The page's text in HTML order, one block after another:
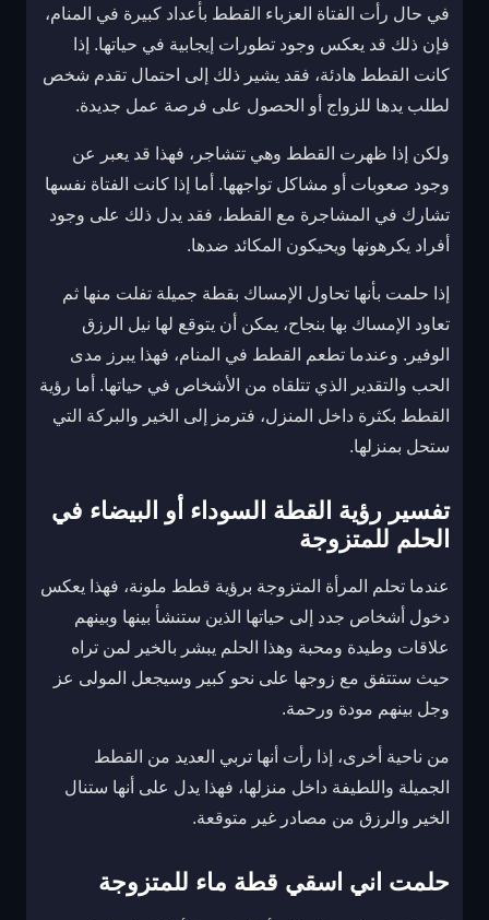
في حال رأت الفتاة العزباء القطط بأعداد كبيرة في المنام،
فإن ذلك قد يعكس وجود تطورات إيجابية في حياتها. إذا
كانت القطط هادئة، فقد يشير ذلك إلى احتمال تقدم شخص
لطلب يدها للزواج أو الحصول على فرصة عمل جديدة.
ولكن إذا ظهرت القطط وهي تتشاجر، فهذا قد يعبر عن
وجود صعوبات أو مشاكل تواجهها. أما إذا كانت الفتاة نفسها
تشارك في المشاجرة مع القطط، فقد يدل ذلك على وجود
أفراد يكرهونها ويحيكون المكائد ضدها.
إذا حلمت بأنها تحاول الإمساك بقطة جميلة تفلت منها ثم
تعاود الإمساك بها بنجاح، يمكن أن يتوقع لها نيل الرزق
الوفير. وعندما تطعم القطط في المنام، فهذا يبرز مدى
الحب والتقدير الذي تتلقاه من الأشخاص في حياتها. أما رؤية
القطط بكثرة داخل المنزل، فترمز إلى الخير والبركة التي
ستحل بمنزلها.
تفسير رؤية القطة السوداء أو البيضاء في
الحلم للمتزوجة
عندما تحلم المرأة المتزوجة برؤية قطط ملونة، فهذا يعكس
دخول أشخاص جدد إلى حياتها الذين ستنشأ بينها وبينهم
علاقات وطيدة ومحبة وهذا الحلم يبشر بالخير لمن تراه
حيث ستتفق مع زوجها على نحو كبير وسيجعل المولى عز
وجل بينهم مودة ورحمة.
من ناحية أخرى، إذا رأت أنها تربي العديد من القطط
الجميلة واللطيفة داخل منزلها، فهذا يدل على أنها ستنال
الخير والرزق من مصادر غير متوقعة.
حلمت اني اسقي قطة ماء للمتزوجة